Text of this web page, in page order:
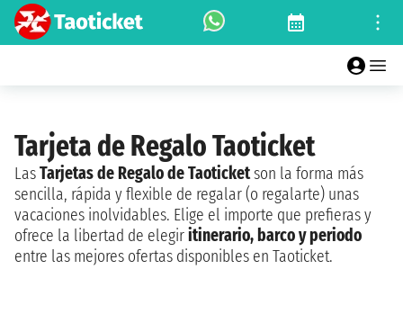
Tarjeta de Regalo Taoticket
LasTarjetas de Regalo de Taoticketson la forma más
sencilla, rápida y flexible de regalar (o regalarte) unas
vacaciones inolvidables. Elige el importe que prefieras y
ofrece la libertad de elegiritinerario, barco y periodo
entre las mejores ofertas disponibles en Taoticket.